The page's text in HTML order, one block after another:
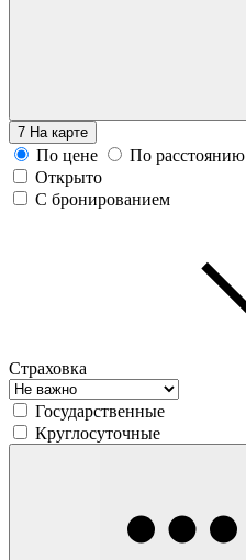
7 На карте
По цене
По расстоянию
Открыто
С бронированием
Страховка
Государственные
Круглосуточные